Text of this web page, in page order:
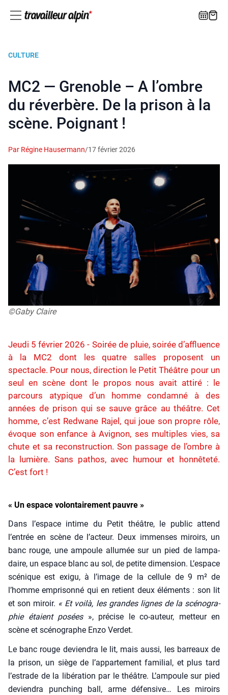
CULTURE
MC2 — Grenoble – A l’ombre
du réverbère. De la prison à la
scène. Poignant !
Par Régine Hausermann/17 février 2026
©Gaby Claire
Jeudi 5 février 2026 - Soirée de pluie, soirée d’affluence
à la MC2 dont les quatre salles proposent un
spectacle. Pour nous, direction le Petit Théâtre pour un
seul en scène dont le propos nous avait attiré : le
parcours atypique d’un homme condamné à des
années de prison qui se sauve grâce au théâtre. Cet
homme, c’est Redwane Rajel, qui joue son propre rôle,
évoque son enfance à Avignon, ses multiples vies, sa
chute et sa reconstruction. Son passage de l’ombre à
la lumière. Sans pathos, avec humour et honnêteté.
C’est fort !
« Un espace volontairement pauvre »
Dans l’espace intime du Petit théâtre, le public attend
l’entrée en scène de l’acteur. Deux immenses miroirs, un
banc rouge, une ampoule allu­mée sur un pied de lam­pa­
daire, un espace blanc au sol, de petite dimen­sion. L’espace
scé­nique est exi­gu, à l’image de la cel­lule de 9 m² de
l’homme empri­son­né qui en retient deux élé­ments : son lit
et son miroir. « Et voi­là, les grandes lignes de la scé­no­gra­
phie étaient posées», pré­cise le co-auteur, met­teur en
scène et scé­no­graphe Enzo Ver­det.
Le banc rouge devien­dra le lit, mais aus­si, les bar­reaux de
la pri­son, un siège de l’appartement fami­lial, et plus tard
l’estrade de la libé­ra­tion par le théâtre. L’ampoule sur pied
devien­dra pun­ching ball, arme défen­sive… Les miroirs